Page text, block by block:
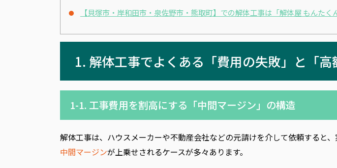
【貝塚市・岸和田市・泉佐野市・熊取町】での解体工事は「解体屋 もんたく
1. 解体工事でよくある「費用の失敗」と「高
1-1. 工事費用を割高にする「中間マージン」の構造
解体工事は、ハウスメーカーや不動産会社などの元請けを介して依頼すると
中間マージンが上乗せされるケースが多々あります。